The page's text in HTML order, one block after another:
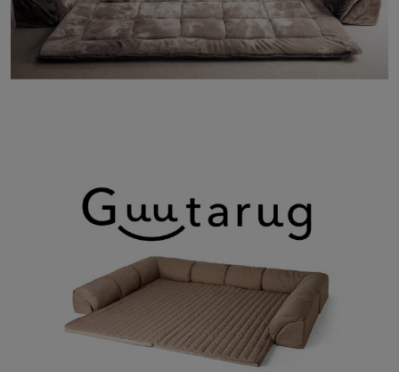
●メルトロに触れると幸せホルモンが出るか!?実験！
「皮膚」や「触れること」とオキシトシンの関係について研究され
ている
●山口 創教授コメント
メルトロに触れると、そのやわらかい感覚からオキシトシンが分泌
されることが実証されました。
1日の終わりに幸福感に包まれて心地よい眠りに誘ってくれるメル
トロの感触をぜひ味わって頂きたいです。
【ベルメゾンデイズ／BELLE MAISON DAYS】
ベルメゾンデイズ は、「今日より明日、明後日が楽しくなる暮らし
の提案」をコンセプトとした、ベルメゾンを一歩リードするオリジ